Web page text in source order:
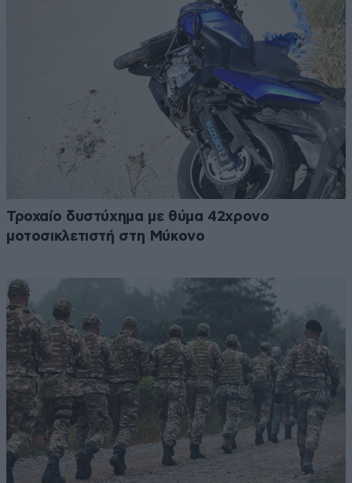
Τροχαίο δυστύχημα με θύμα 42χρονο
μοτοσικλετιστή στη Μύκονο